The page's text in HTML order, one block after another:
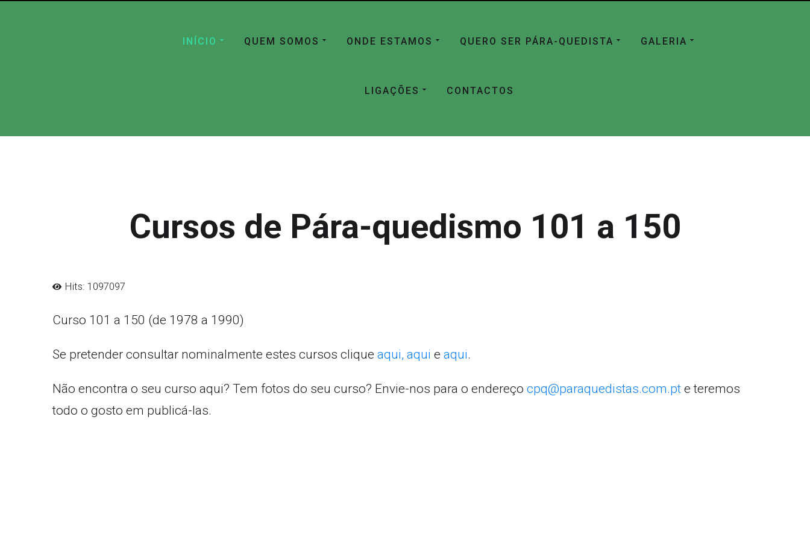
INÍCIO QUEM SOMOS ONDE ESTAMOS QUERO SER PÁRA-QUEDISTA GALERIA
LIGAÇÕES CONTACTOS
Cursos de Pára-quedismo 101 a 150
Hits: 1097097
Curso 101 a 150 (de 1978 a 1990)
Se pretender consultar nominalmente estes cursos clique aqui, aqui e aqui.
Não encontra o seu curso aqui? Tem fotos do seu curso? Envie-nos para o endereço cpq@paraquedistas.com.pt e teremos
todo o gosto em publicá-las.